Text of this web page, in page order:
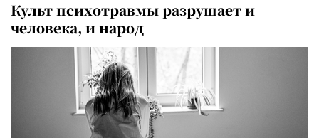
Культ психотравмы разрушает и
человека, и народ